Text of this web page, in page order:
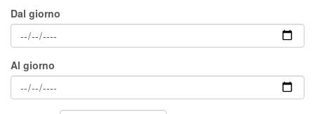
Dal giorno
Al giorno